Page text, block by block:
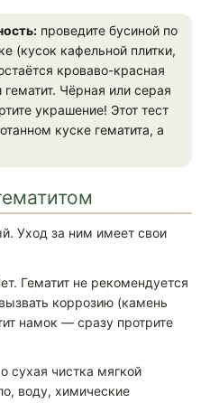
проведите бусиной по
(кусок кафельной плитки,
кроваво-красная
Чёрная или серая
украшение! Этот тест
куске гематита, а
Уход за ним имеет свои
Гематит не рекомендуется
коррозию (камень
намок — сразу протрите
сухая чистка мягкой
воду, химические